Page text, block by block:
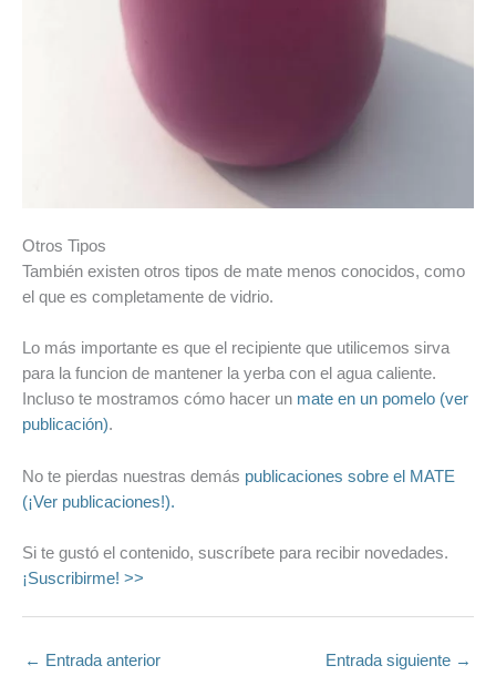
Otros Tipos
También existen otros tipos de mate menos conocidos, como
el que es completamente de vidrio.
Lo más importante es que el recipiente que utilicemos sirva
para la funcion de mantener la yerba con el agua caliente.
Incluso te mostramos cómo hacer un mate en un pomelo (ver
publicación).
No te pierdas nuestras demás publicaciones sobre el MATE
(¡Ver publicaciones!).
Si te gustó el contenido, suscríbete para recibir novedades.
¡Suscribirme! >>
← Entrada anterior Entrada siguiente →